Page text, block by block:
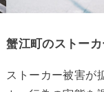
蟹江町のストー
ストーカー被害が